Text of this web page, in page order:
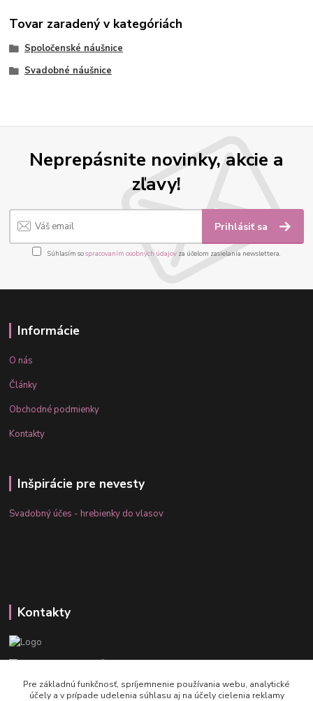
Tovar zaradený v kategóriách
Spoločenské náušnice
Svadobné náušnice
Neprepásnite novinky, akcie a
zľavy!
Prihlásiť sa
Súhlasím sospracovaním osobných údajov za účelom zasielania newslettera.
Informácie
O nás
Články
Obchodné podmienky
Kontakty
Inšpirácie pre nevesty
Svadobný účes - hrebienky do vlasov
Kontakty
Katarína Šufliarská
+421 948 293 169
Pre základnú funkčnosť, spríjemnenie používania webu, analytické
účely a v prípade udelenia súhlasu aj na účely cielenia reklamy